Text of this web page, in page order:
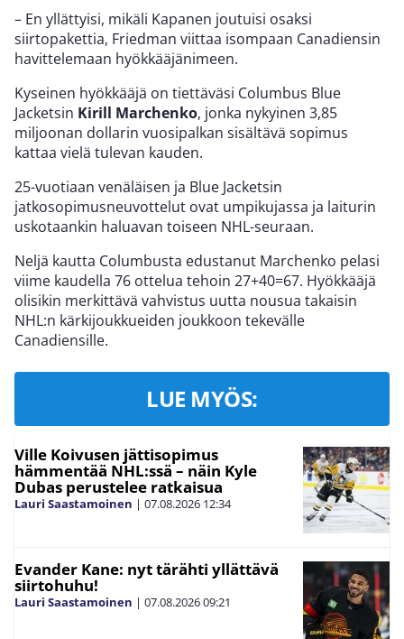
– En yllättyisi, mikäli Kapanen joutuisi osaksi
siirtopakettia, Friedman viittaa isompaan Canadiensin
havittelemaan hyökkääjänimeen.
Kyseinen hyökkääjä on tiettäväsi Columbus Blue
Jacketsin Kirill Marchenko, jonka nykyinen 3,85
miljoonan dollarin vuosipalkan sisältävä sopimus
kattaa vielä tulevan kauden.
25-vuotiaan venäläisen ja Blue Jacketsin
jatkosopimusneuvottelut ovat umpikujassa ja laiturin
uskotaankin haluavan toiseen NHL-seuraan.
Neljä kautta Columbusta edustanut Marchenko pelasi
viime kaudella 76 ottelua tehoin 27+40=67. Hyökkääjä
olisikin merkittävä vahvistus uutta nousua takaisin
NHL:n kärkijoukkueiden joukkoon tekevälle
Canadiensille.
LUE MYÖS:
Ville Koivusen jättisopimus
hämmentää NHL:ssä – näin Kyle
Dubas perustelee ratkaisua
Lauri Saastamoinen | 07.08.2026 12:34
Evander Kane: nyt tärähti yllättävä
siirtohuhu!
Lauri Saastamoinen | 07.08.202609:21